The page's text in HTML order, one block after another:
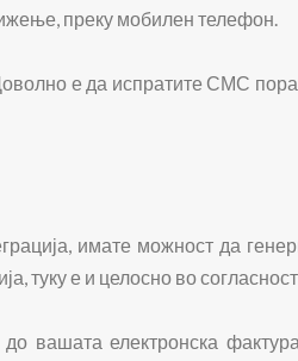
преку мобилен телефон.
е да испратите СМС
имате можност да
туку е и целосно во
вашата електронска